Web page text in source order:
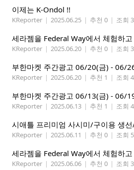
이제는 K-Ondol !!
KReporter | 2025.06.25 | 추천 0 | 조회
세라젬을 Federal Way에서 체험하
KReporter | 2025.06.20 | 추천 0 | 조회
부한마켓 주간광고 06/20(금) - 06/
KReporter | 2025.06.20 | 추천 1 | 조회
부한마켓 주간광고 06/13(금) - 06/
KReporter | 2025.06.13 | 추천 1 | 조회
KReporter | 2025.06.11 | 추천 0 | 조회
세라젬을 Federal Way에서 체험하
KReporter | 2025.06.06 | 추천 0 | 조회